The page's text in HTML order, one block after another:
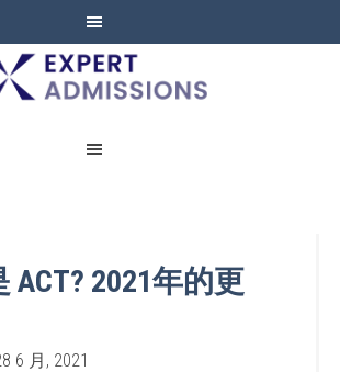
EXPERT
ACT? 2021年的更
6 月, 2021